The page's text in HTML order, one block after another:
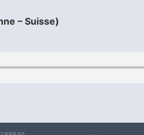
– Suisse)